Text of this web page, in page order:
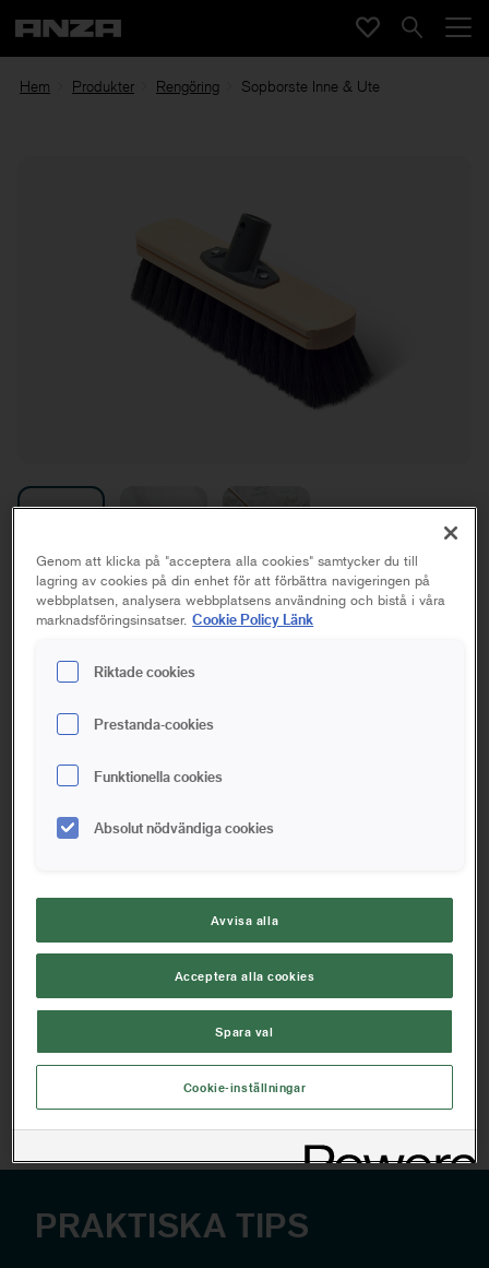
Hem Produkter Rengöring Sopborste Inne & Ute
Sopborste Inne & Ute
50 cm
Spara i favoriter
konstborst som effektivt tar upp och binder damm och
småpartiklar för både inne- och utomhusbruk. Sopborsten
Passar till Anzas förlängningsskaft
HITTA BUTIK NÄRA DIG
PRAKTISKA TIPS
Genom att klicka på "acceptera alla cookies" samtycker du till
lagring av cookies på din enhet för att förbättra navigeringen på
webbplatsen, analysera webbplatsens användning och bistå i våra
marknadsföringsinsatser. Cookie Policy Länk
Riktade cookies
Prestanda-cookies
Funktionella cookies
Absolut nödvändiga cookies
Avvisa alla
Acceptera alla cookies
Spara val
Cookie-inställningar